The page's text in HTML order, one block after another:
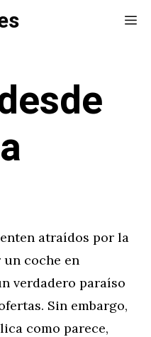
atraídos por la
coche en
verdadero paraíso
Sin embargo,
como parece,